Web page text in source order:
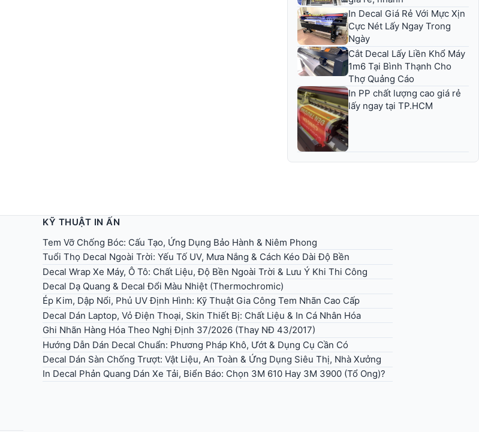
In Decal Giá Rẻ Với Mực Xịn
Cực Nét Lấy Ngay Trong
Ngày
Cắt Decal Lấy Liền Khổ Máy
1m6 Tại Bình Thạnh Cho
Thợ Quảng Cáo
In PP chất lượng cao giá rẻ
lấy ngay tại TP.HCM
KỸ THUẬT IN ẤN
Tem Vỡ Chống Bóc: Cấu Tạo, Ứng Dụng Bảo Hành & Niêm Phong
Tuổi Thọ Decal Ngoài Trời: Yếu Tố UV, Mưa Nắng & Cách Kéo Dài Độ Bền
Decal Wrap Xe Máy, Ô Tô: Chất Liệu, Độ Bền Ngoài Trời & Lưu Ý Khi Thi Công
Decal Dạ Quang & Decal Đổi Màu Nhiệt (Thermochromic)
Ép Kim, Dập Nổi, Phủ UV Định Hình: Kỹ Thuật Gia Công Tem Nhãn Cao Cấp
Decal Dán Laptop, Vỏ Điện Thoại, Skin Thiết Bị: Chất Liệu & In Cá Nhân Hóa
Ghi Nhãn Hàng Hóa Theo Nghị Định 37/2026 (Thay NĐ 43/2017)
Hướng Dẫn Dán Decal Chuẩn: Phương Pháp Khô, Ướt & Dụng Cụ Cần Có
Decal Dán Sàn Chống Trượt: Vật Liệu, An Toàn & Ứng Dụng Siêu Thị, Nhà Xưởng
In Decal Phản Quang Dán Xe Tải, Biển Báo: Chọn 3M 610 Hay 3M 3900 (Tổ Ong)?